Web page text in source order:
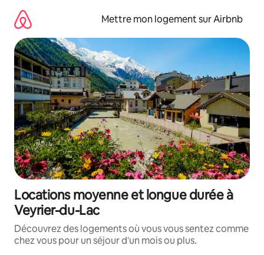
directement
contenu
Mettre mon logement sur Airbnb
Locations moyenne et longue durée à
Veyrier-du-Lac
Découvrez des logements où vous vous sentez comme
chez vous pour un séjour d'un mois ou plus.